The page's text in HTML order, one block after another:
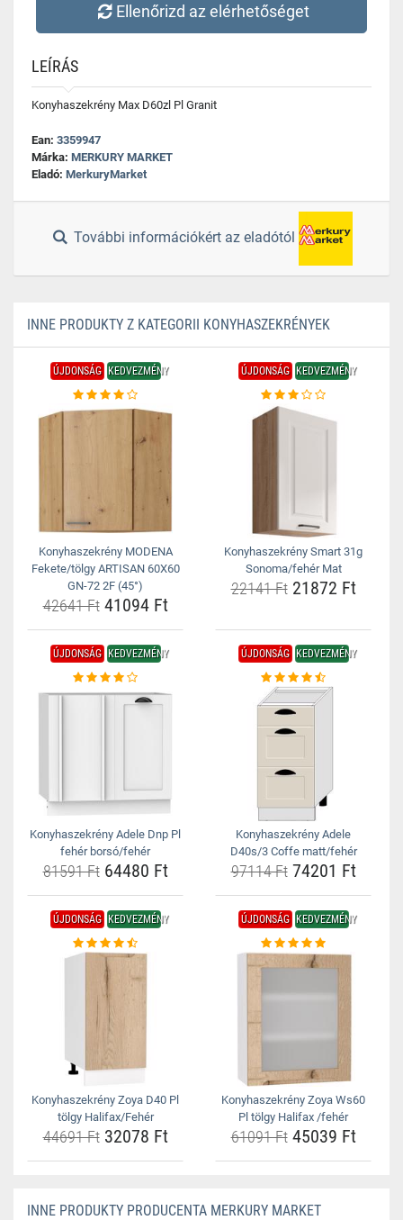
Ellenőrizd az elérhetőséget
LEÍRÁS
Konyhaszekrény Max D60zl Pl Granit
Ean: 3359947
Márka: MERKURY MARKET
Eladó: MerkuryMarket
További információkért az eladótól
INNE PRODUKTY Z KATEGORII KONYHASZEKRÉNYEK
ÚJDONSÁG KEDVEZMÉNY
Konyhaszekrény MODENA
Fekete/tölgy ARTISAN 60X60
GN-72 2F (45°)
42641 Ft41094 Ft
ÚJDONSÁG KEDVEZMÉNY
Konyhaszekrény Smart 31g
Sonoma/fehér Mat
22141 Ft21872 Ft
ÚJDONSÁG KEDVEZMÉNY
Konyhaszekrény Adele Dnp Pl
fehér borsó/fehér
81591 Ft64480 Ft
ÚJDONSÁG KEDVEZMÉNY
Konyhaszekrény Adele
D40s/3 Coffe matt/fehér
97114 Ft74201 Ft
ÚJDONSÁG KEDVEZMÉNY
Konyhaszekrény Zoya D40 Pl
tölgy Halifax/Fehér
44691 Ft32078 Ft
ÚJDONSÁG KEDVEZMÉNY
Konyhaszekrény Zoya Ws60
Pl tölgy Halifax /fehér
61091 Ft45039 Ft
INNE PRODUKTY PRODUCENTA MERKURY MARKET